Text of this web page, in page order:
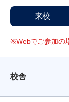
来校
※Webでご参加の
校舎